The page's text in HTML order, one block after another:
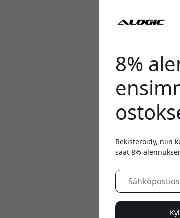
8%
Rekisteröidy, niin
saat 8%